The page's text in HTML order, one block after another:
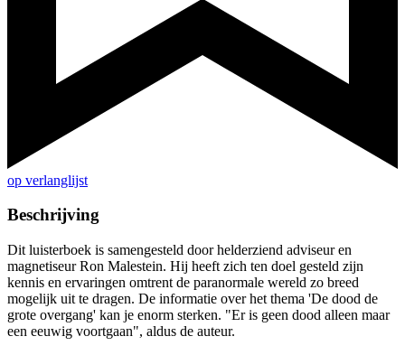
op verlanglijst
Beschrijving
Dit luisterboek is samengesteld door helderziend adviseur en
magnetiseur Ron Malestein. Hij heeft zich ten doel gesteld zijn
kennis en ervaringen omtrent de paranormale wereld zo breed
mogelijk uit te dragen. De informatie over het thema 'De dood de
grote overgang' kan je enorm sterken. "Er is geen dood alleen maar
een eeuwig voortgaan", aldus de auteur.